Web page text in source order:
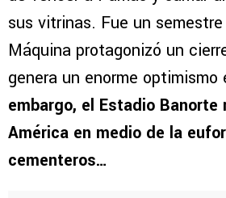
sus vitrinas. Fue un
Máquina protagonizó un
genera un enorme
embargo, el Estadio Banorte
América en medio de la
cementeros…